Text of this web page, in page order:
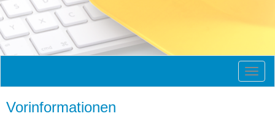
Vorinformationen